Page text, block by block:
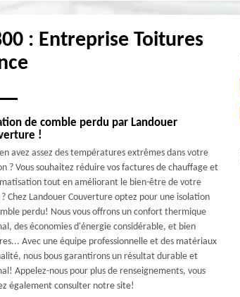
: Entreprise Toitures
de comble perdu par Landouer
!
avez assez des températures extrêmes dans votre
? Vous souhaitez réduire vos factures de chauffage et
tout en améliorant le bien-être de votre
Chez Landouer Couverture optez pour une isolation
perdu! Nous vous offrons un confort thermique
des économies d'énergie considérable, et bien
Avec une équipe professionnelle et des matériaux
nous bous garantirons un résultat durable et
Appelez-nous pour plus de renseignements, vous
également consulter notre site!